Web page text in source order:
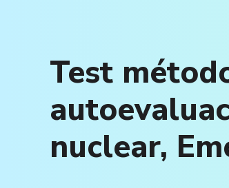
Test
nuclear,